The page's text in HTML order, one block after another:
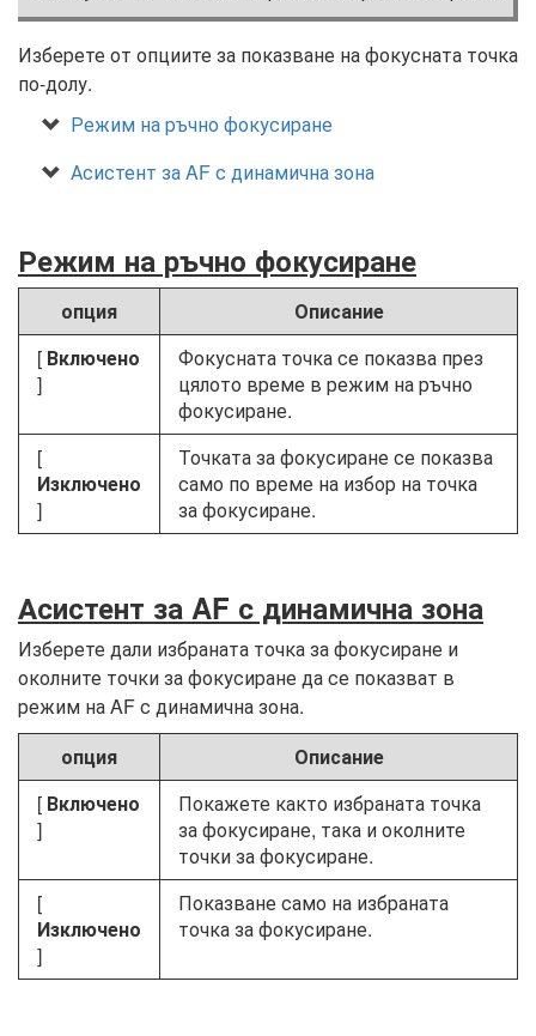
Изберете от опциите за показване на фокусната точка
по-долу.
Режим на ръчно фокусиране
Асистент за AF с динамична зона
Режим на ръчно фокусиране
опция
Описание
[ Включено
]
Фокусната точка се показва през
цялото време в режим на ръчно
фокусиране.
[
Изключено
]
Точката за фокусиране се показва
само по време на избор на точка
за фокусиране.
Асистент за AF с динамична зона
Изберете дали избраната точка за фокусиране и
околните точки за фокусиране да се показват в
режим на AF с динамична зона.
опция
Описание
[ Включено
]
Покажете както избраната точка
за фокусиране, така и околните
точки за фокусиране.
[
Изключено
]
Показване само на избраната
точка за фокусиране.